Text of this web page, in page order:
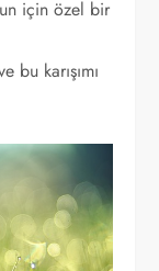
için özel bir
bu karışımı